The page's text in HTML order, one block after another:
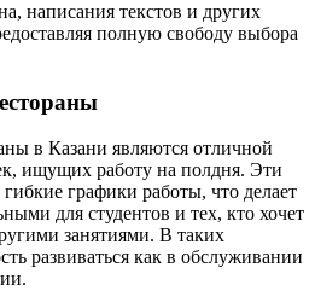
написания текстов и других
полную свободу выбора
в Казани являются отличной
ищущих работу на полдня. Эти
графики работы, что делает
для студентов и тех, кто хочет
занятиями. В таких
развиваться как в обслуживании